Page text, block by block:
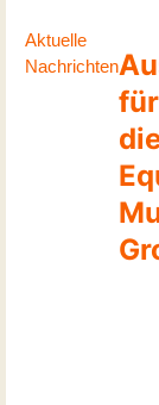
Aktuelle
Nachrichten
für